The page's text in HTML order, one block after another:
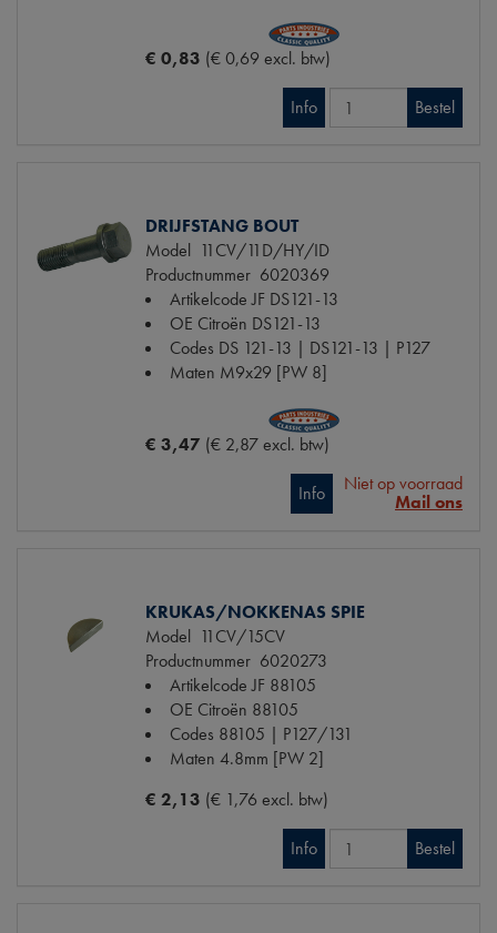
€ 0,83 (€ 0,69 excl. btw)
Info Bestel
DRIJFSTANG BOUT
Model 11CV/11D/HY/ID
Productnummer 6020369
Artikelcode JF DS121-13
OE Citroën DS121-13
Codes DS 121-13 | DS121-13 | P127
Maten M9x29 [PW 8]
€ 3,47 (€ 2,87 excl. btw)
Info
Niet op voorraad
Mail ons
KRUKAS/NOKKENAS SPIE
Model 11CV/15CV
Productnummer 6020273
Artikelcode JF 88105
OE Citroën 88105
Codes 88105 | P127/131
Maten 4.8mm [PW 2]
€ 2,13 (€ 1,76 excl. btw)
Info Bestel